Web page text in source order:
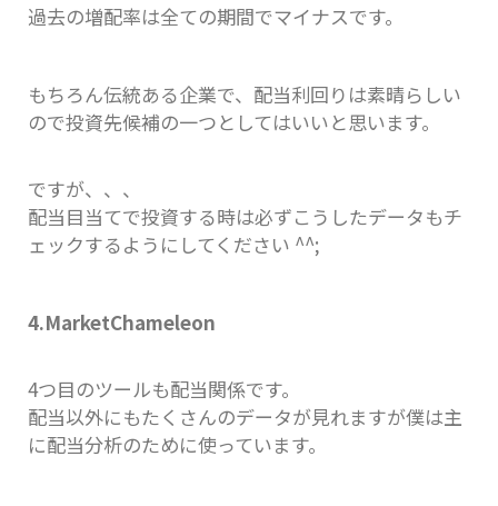
過去の増配率は全ての期間でマイナスです。
もちろん伝統ある企業で、配当利回りは素晴らしい
ので投資先候補の一つとしてはいいと思います。
ですが、、、
配当目当てで投資する時は必ずこうしたデータもチ
ェックするようにしてください ^^;
4.MarketChameleon
4つ目のツールも配当関係です。
配当以外にもたくさんのデータが見れますが僕は主
に配当分析のために使っています。